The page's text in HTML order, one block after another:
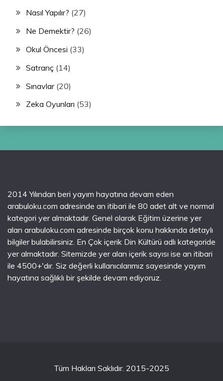
Nasıl Yapılır? (27)
Ne Demektir? (26)
Okul Öncesi (33)
Satranç (14)
Sınavlar(20)
Zeka Oyunları (53)
2014 Yılından beri yayım hayatına devam eden
arabuloku.com adresinde an itibari ile 80 adet alt ve normal
kategori yer almaktadır. Genel olarak Eğitim üzerine yer
alan arabuloku.com adresinde birçok konu hakkında detaylı
bilgiler bulabilirsiniz. En Çok içerik Din Kültürü adlı kategoride
yer almaktadır. Sitemizde yer alan içerik sayısı ise an itibari
ile 4500+'dır. Siz değerli kullanıcılarımız sayesinde yayım
hayatına sağlıklı bir şekilde devam ediyoruz.
Tüm Hakları Saklıdır. 2015-2025